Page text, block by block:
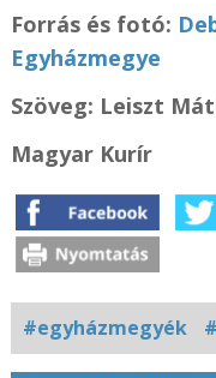
Forrás és fotó:
Egyházmegye
Szöveg: Leiszt
Magyar Kurír
#egyházmegyék